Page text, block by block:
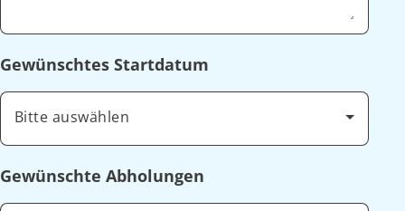
Gewünschtes Startdatum
Bitte auswählen
Gewünschte Abholungen